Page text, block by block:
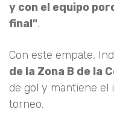
y con el equipo
final".
Con este empate,
de la Zona B de la
de gol y mantiene el
torneo.